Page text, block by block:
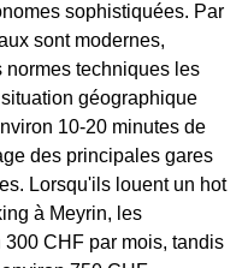
sophistiquées. Par
sont modernes,
techniques les
géographique
10-20 minutes de
des principales gares
Lorsqu'ils louent un hot
à Meyrin, les
300 CHF par mois, tandis